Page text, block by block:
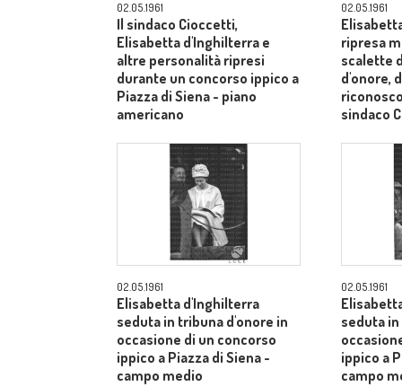
02.05.1961
Il sindaco Cioccetti,
Elisabetta d'Inghilterra e
altre personalità ripresi
durante un concorso ippico a
Piazza di Siena - piano
americano
02.05.1961
ripresa
scalette
d'onore,
sindaco
02.05.1961
Elisabetta d'Inghilterra
seduta in tribuna d'onore in
occasione di un concorso
ippico a Piazza di Siena -
campo medio
02.05.1961
seduta
ippico a
campo